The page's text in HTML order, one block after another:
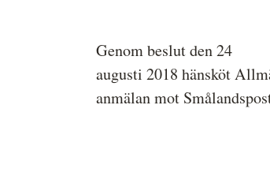
Genom beslut den 24
augusti 2018 hänsköt
anmälan mot